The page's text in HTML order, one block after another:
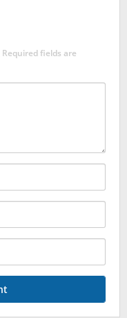
Required fields are